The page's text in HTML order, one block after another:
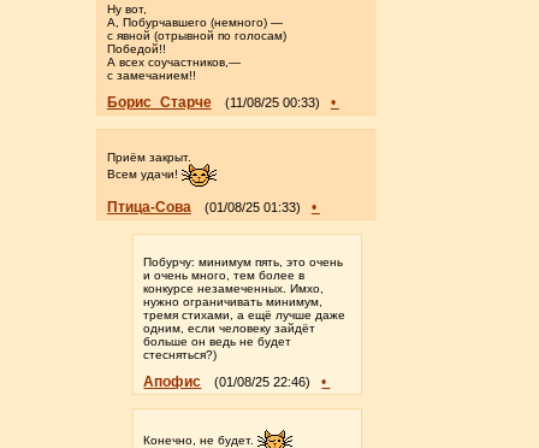
Ну вот,
А, Побурчавшего (немного) —
с явной (отрывной по голосам)
Победой!!
А всех соучастников,—
с замечанием!!
Борис_Старче (11/08/25 00:33) •
Приём закрыт.
Всем удачи!
Птица-Сова (01/08/25 01:33) •
Побурчу: минимум пять, это очень
и очень много, тем более в
конкурсе незамеченных. Имхо,
нужно ограничивать минимум,
тремя стихами, а ещё лучше даже
одним, если человеку зайдёт
больше он ведь не будет
стесняться?)
Апофис (01/08/25 22:46) •
Конечно, не будет.